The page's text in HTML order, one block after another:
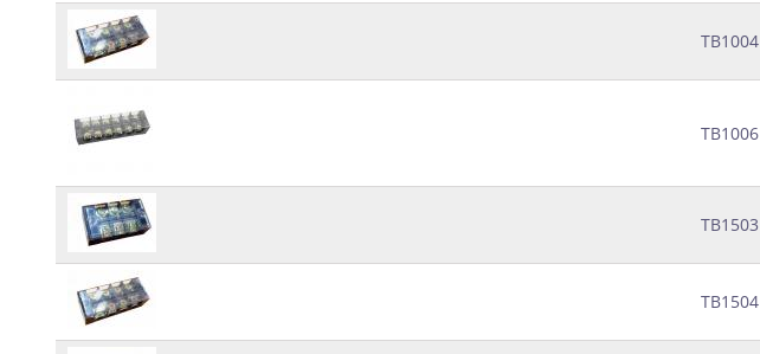
ТВ1004
ТВ1006
ТВ1503
ТВ1504